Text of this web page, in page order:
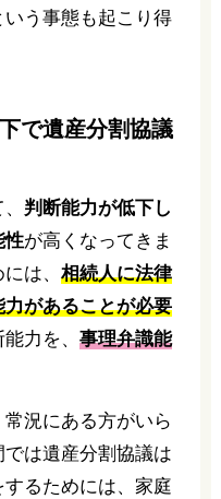
う事態も起こり得
で遺産分割協議
判断能力が低下し
性が高くなってきま
は、 相続人に法律
があることが必要
力を、 事理弁識能
況にある方がいら
は遺産分割協議は
るためには、家庭